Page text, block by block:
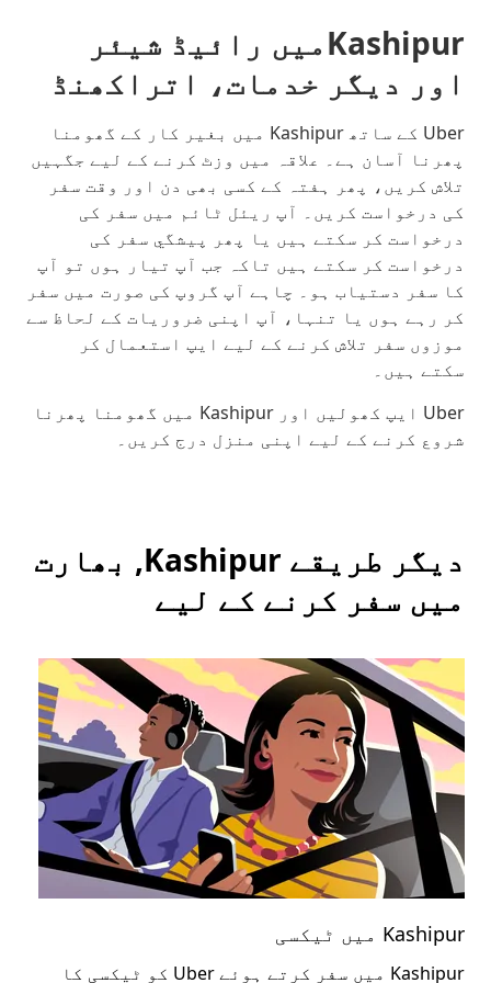
Kashipurمیں رائیڈ شیئر
اور دیگر خدمات، اتراکھنڈ
Uber کے ساتھ Kashipur میں بغیر کار کے گھومنا
پھرنا آسان ہے۔ علاقہ میں وزٹ کرنے کے لیے جگہیں
تلاش کریں، پھر ہفتہ کے کسی بھی دن اور وقت سفر
کی درخواست کریں۔ آپ ریئل ٹائم میں سفر کی
درخواست کر سکتے ہیں یا پھر پیشگي سفر کی
درخواست کر سکتے ہیں تاکہ جب آپ تیار ہوں تو آپ
کا سفر دستیاب ہو۔ چاہے آپ گروپ کی صورت میں سفر
کر رہے ہوں یا تنہا، آپ اپنی ضروریات کے لحاظ سے
موزوں سفر تلاش کرنے کے لیے ایپ استعمال کر
سکتے ہیں۔
Uber ایپ کھولیں اور Kashipur میں گھومنا پھرنا
شروع کرنے کے لیے اپنی منزل درج کریں۔
دیگر طریقے Kashipur, بھارت
میں سفر کرنے کے لیے
Kashipur میں ٹیکسی
Kashipur میں سفر کرتے ہوئے Uber کو ٹیکسی کا